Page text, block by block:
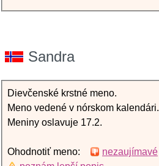
Sandra
Dievčenské krstné meno.
Meno vedené v nórskom kalendári.
Meniny oslavuje 17.2.
Ohodnotiť meno: nezaujímavé